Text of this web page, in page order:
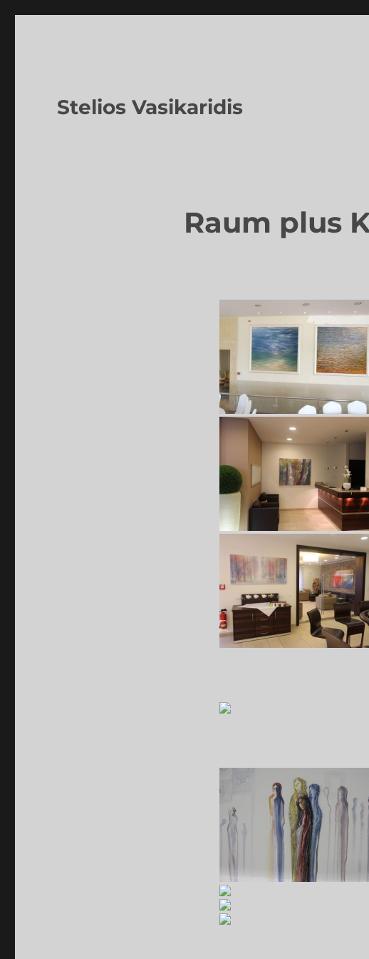
Stelios Vasikaridis
Raum plus